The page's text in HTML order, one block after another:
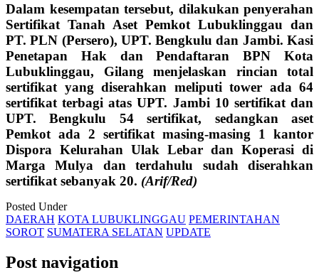
Dalam kesempatan tersebut, dilakukan penyerahan
Sertifikat Tanah Aset Pemkot Lubuklinggau dan
PT. PLN (Persero), UPT. Bengkulu dan Jambi. Kasi
Penetapan Hak dan Pendaftaran BPN Kota
Lubuklinggau, Gilang menjelaskan rincian total
sertifikat yang diserahkan meliputi tower ada 64
sertifikat terbagi atas UPT. Jambi 10 sertifikat dan
UPT. Bengkulu 54 sertifikat, sedangkan aset
Pemkot ada 2 sertifikat masing-masing 1 kantor
Dispora Kelurahan Ulak Lebar dan Koperasi di
Marga Mulya dan terdahulu sudah diserahkan
sertifikat sebanyak 20. (Arif/Red)
Posted Under
DAERAH KOTA LUBUKLINGGAU PEMERINTAHAN
SOROT SUMATERA SELATAN UPDATE
Post navigation